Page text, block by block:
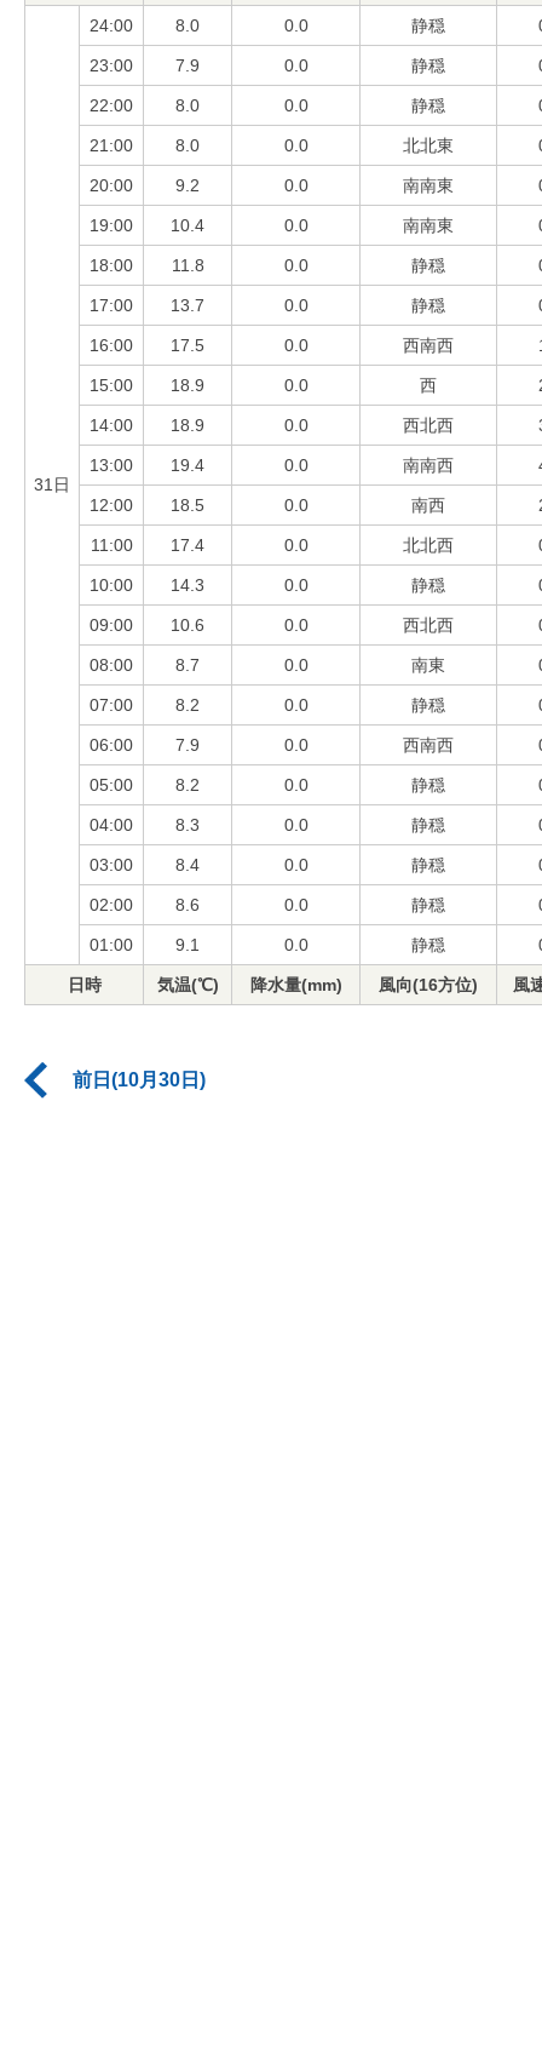
31日
24:00 8.0 0.0 静穏
23:00 7.9 0.0 静穏
22:00 8.0 0.0 静穏
21:00 8.0 0.0 北北東
20:00 9.2 0.0 南南東
19:00 10.4 0.0 南南東
18:00 11.8 0.0 静穏
17:00 13.7 0.0 静穏
16:00 17.5 0.0 西南西
15:00 18.9 0.0 西
14:00 18.9 0.0 西北西
13:00 19.4 0.0 南南西
12:00 18.5 0.0 南西
11:00 17.4 0.0 北北西
10:00 14.3 0.0 静穏
09:00 10.6 0.0 西北西
08:00 8.7 0.0 南東
07:00 8.2 0.0 静穏
06:00 7.9 0.0 西南西
05:00 8.2 0.0 静穏
04:00 8.3 0.0 静穏
03:00 8.4 0.0 静穏
02:00 8.6 0.0 静穏
01:00 9.1 0.0 静穏
日時 気温(℃) 降水量(mm) 風向(16方位) 風
前日(10月30日)